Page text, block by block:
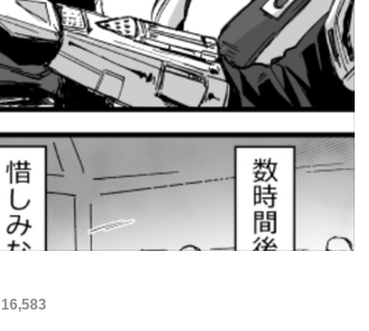
16,583